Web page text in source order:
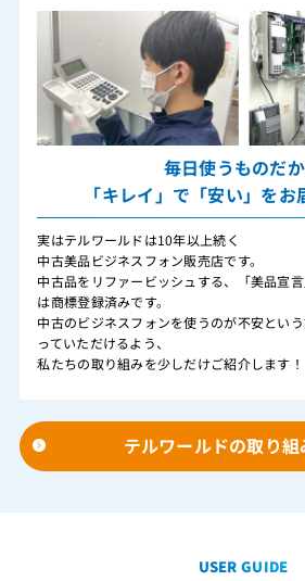
毎日使うものだ
「キレイ」で「安い」をお
実はテルワールドは10年以上続く
中古美品ビジネスフォン販売店です。
中古品をリファービッシュする、「美品宣
は商標登録済みです。
中古のビジネスフォンを使うのが不安とい
っていただけるよう、
私たちの取り組みを少しだけご紹介します！
テルワールドの取り組
USER GUIDE